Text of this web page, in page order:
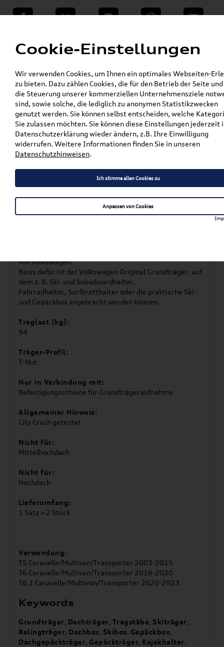
teilen Twitter Instagram WhatsApp E-Mail
VW Shop - VW Originalteile und Zubehör »
VW Zubehör » Transport- & Trägersysteme
» Grundträger » T5 / T6 »
Original VW T5/T6 Grundträger für Fahrzeuge
mit Befestigungsschienen 7H0071126A
Original VW T5/T6
Grundträger für Fahrzeuge
mit Befestigungsschienen
7H0071126A
von Volkswagen.
Basis dafür ist der Volkswagen Original Grundträger, auf
dem z. B. Ski- und Snowboardhalter,
Fahrradhalter, Surfbretthalter oder die praktische Ski-
und Gepäckbox angebracht werden können.
Traglast [kg]:
94
Träger-Profil:
T-Nut
Nur in Verbindung mit:
Befestigungsschiene für Grundträgeraufnahme
Allgemeiner Hinweis:
City Crash getestet
Nicht für:
Mittelhochdach
Nicht für:
Hochdach
Lieferumfang:
1 Satz = 2 Stück
Verwendung:
T5 Caravelle/Multivan/Transporter 2003-2015
T6 Caravelle/Multivan/Transporter 2016-2020
T6.1 Caravelle/Multivan/Transporter 2020-2023
Keywords
Grundträger, Dachträger, Tragstäbe, Skiträger,
Relingträger, Dachbox, Skibox, Gepäckbox,
Dachgepäckträger, Gepäckträger, Kajakhalter,
Cookie-Einstellungen
Wir verwenden Cookies, um Ihnen ein optimales Webseiten-
zu bieten. Dazu zählen Cookies, die für den Betrieb der Seite
die Steuerung unserer kommerziellen Unternehmensziele
sind, sowie solche, die lediglich zu anonymen Statistikzwecken
genutzt werden. Sie können selbst entscheiden, welche
Sie zulassen möchten. Sie können diese Einstellungen jederzeit
Datenschutzerklärung wieder ändern, z.B. Ihre Einwilligung
widerrufen. Weitere Informationen finden Sie in unseren
Datenschutzhinweisen.
Ich stimme allen Cookies zu
Anpassen von Cookies